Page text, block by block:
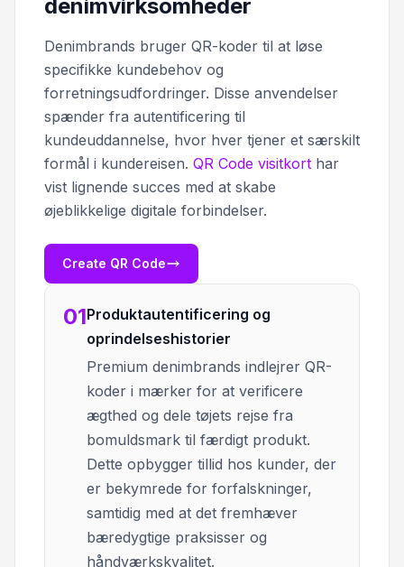
denimvirksomheder
Denimbrands bruger QR-koder til at løse
specifikke kundebehov og
forretningsudfordringer. Disse anvendelser
spænder fra autentificering til
kundeuddannelse, hvor hver tjener et særskilt
formål i kundereisen. QR Code visitkort har
vist lignende succes med at skabe
øjeblikkelige digitale forbindelser.
Create QR Code
01Produktautentificering og
oprindelseshistorier
Premium denimbrands indlejrer QR-
koder i mærker for at verificere
ægthed og dele tøjets rejse fra
bomuldsmark til færdigt produkt.
Dette opbygger tillid hos kunder, der
er bekymrede for forfalskninger,
samtidig med at det fremhæver
bæredygtige praksisser og
håndværkskvalitet.